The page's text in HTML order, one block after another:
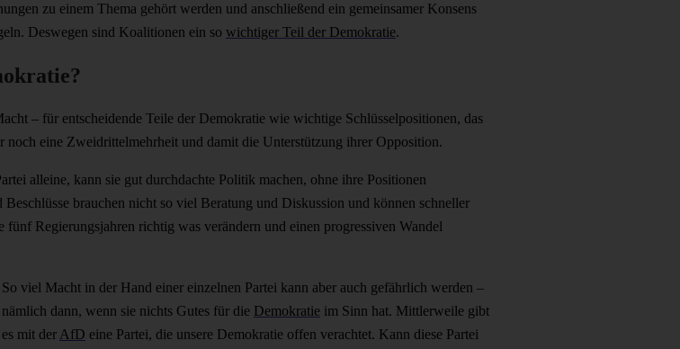
zu einem Thema gehört werden und anschließend ein gemeinsamer Konsens
Deswegen sind Koalitionen ein so wichtiger Teil der Demokratie.
– für entscheidende Teile der Demokratie wie wichtige Schlüsselpositionen, das
noch eine Zweidrittelmehrheit und damit die Unterstützung ihrer Opposition.
alleine, kann sie gut durchdachte Politik machen, ohne ihre Positionen
brauchen nicht so viel Beratung und Diskussion und können schneller
Regierungsjahren richtig was verändern und einen progressiven Wandel
So viel Macht in der Hand einer einzelnen Partei kann aber auch gefährlich werden –
nämlich dann, wenn sie nichts Gutes für die Demokratie im Sinn hat. Mittlerweile gibt
es mit der AfD eine Partei, die unsere Demokratie offen verachtet. Kann diese Partei